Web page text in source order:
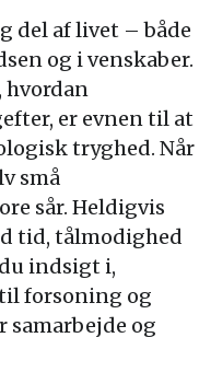
del af livet – både
og i venskaber.
hvordan
er evnen til at
tryghed. Når
små
sår. Heldigvis
tid, tålmodighed
indsigt i,
forsoning og
samarbejde og